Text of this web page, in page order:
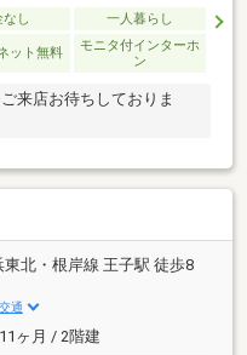
し 一人暮らし
ット無料
モニタ付インターホ
ン
来店お待ちしておりま
東北・根岸線 王子駅 徒歩8
通
ヶ月 / 2階建